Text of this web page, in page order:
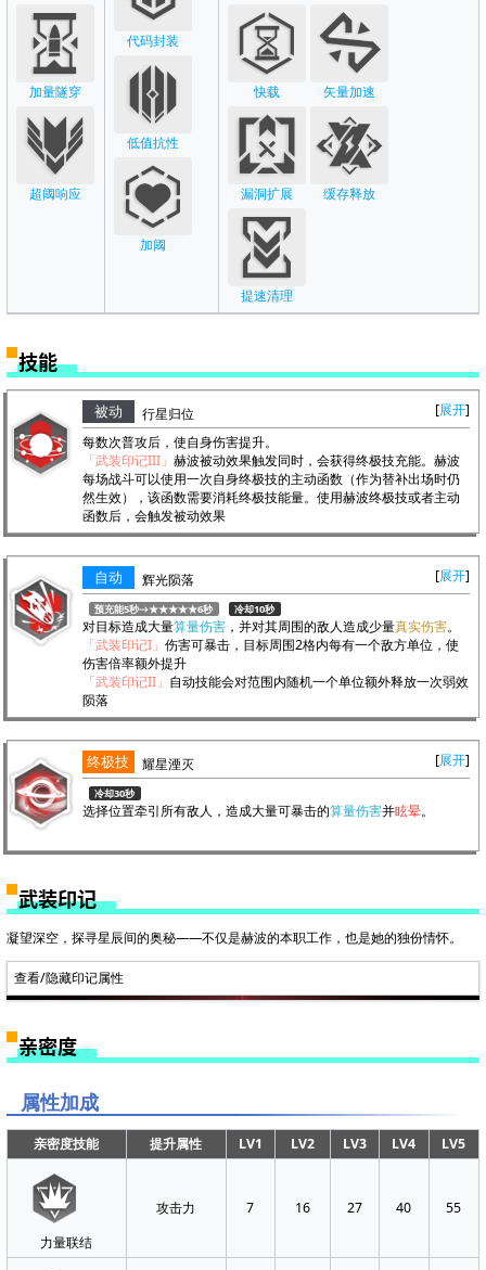
加量隧穿
超阈响应
代码封装
低值抗性
加阈
快载 矢量加速
漏洞扩展 缓存释放
提速清理
技能
展开
被动
行星归位
每数次普攻后，使自身伤害提升。
「武装印记III」 赫波被动效果触发同时，会获得终极技充能。赫波
每场战斗可以使用一次自身终极技的主动函数（作为替补出场时仍
然生效），该函数需要消耗终极技能量。使用赫波终极技或者主动
函数后，会触发被动效果
展开
自动 辉光陨落
预充能5秒→★★★★★6秒 冷却10秒
对目标造成大量算量伤害，并对其周围的敌人造成少量真实伤害。
「武装印记I」 伤害可暴击，目标周围2格内每有一个敌方单位，使
伤害倍率额外提升
「武装印记II」 自动技能会对范围内随机一个单位额外释放一次弱效
陨落
展开
终极技 耀星湮灭
冷却30秒
选择位置牵引所有敌人，造成大量可暴击的算量伤害并眩晕。
武装印记
凝望深空，探寻星辰间的奥秘——不仅是赫波的本职工作，也是她的独份情怀。
查看/隐藏印记属性
赫波·寻秘星镜
亲密度
属性加成
亲密度技能 提升属性 LV1 LV2 LV3 LV4 LV5
力量联结
攻击力 7 16 27 40 55